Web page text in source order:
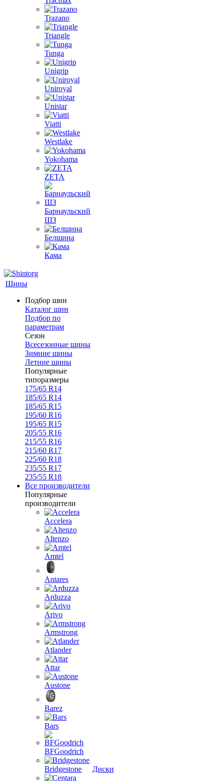
Trazano
Triangle
Tunga
Unigrip
Uniroyal
Unistar
Viatti
Westlake
Yokohama
ZETA
Барнаульский
ШЗ
Белшина
Кама
Шины
Подбор шин
Каталог шин
Подбор по
параметрам
Сезон
Всесезонные шины
Зимние шины
Летние шины
Популярные
типоразмеры
175/65 R14
185/65 R14
185/65 R15
195/60 R16
195/65 R15
205/55 R16
215/55 R16
215/60 R17
225/60 R18
235/55 R17
235/55 R18
Все производители
Популярные
производители
Accelera
Altenzo
Amtel
Antares
Arduzza
Arivo
Armstrong
Atlander
Attar
Austone
Barez
Bars
BFGoodrich
Bridgestone
Диски